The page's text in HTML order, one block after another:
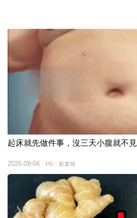
起床就先做件事，沒三天小腹就不
PR・新素簡
2026-08-06